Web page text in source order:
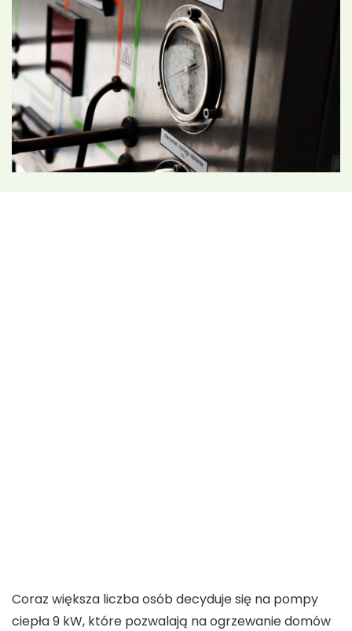
Coraz większa liczba osób decyduje się na pompy
ciepła 9 kW, które pozwalają na ogrzewanie domów